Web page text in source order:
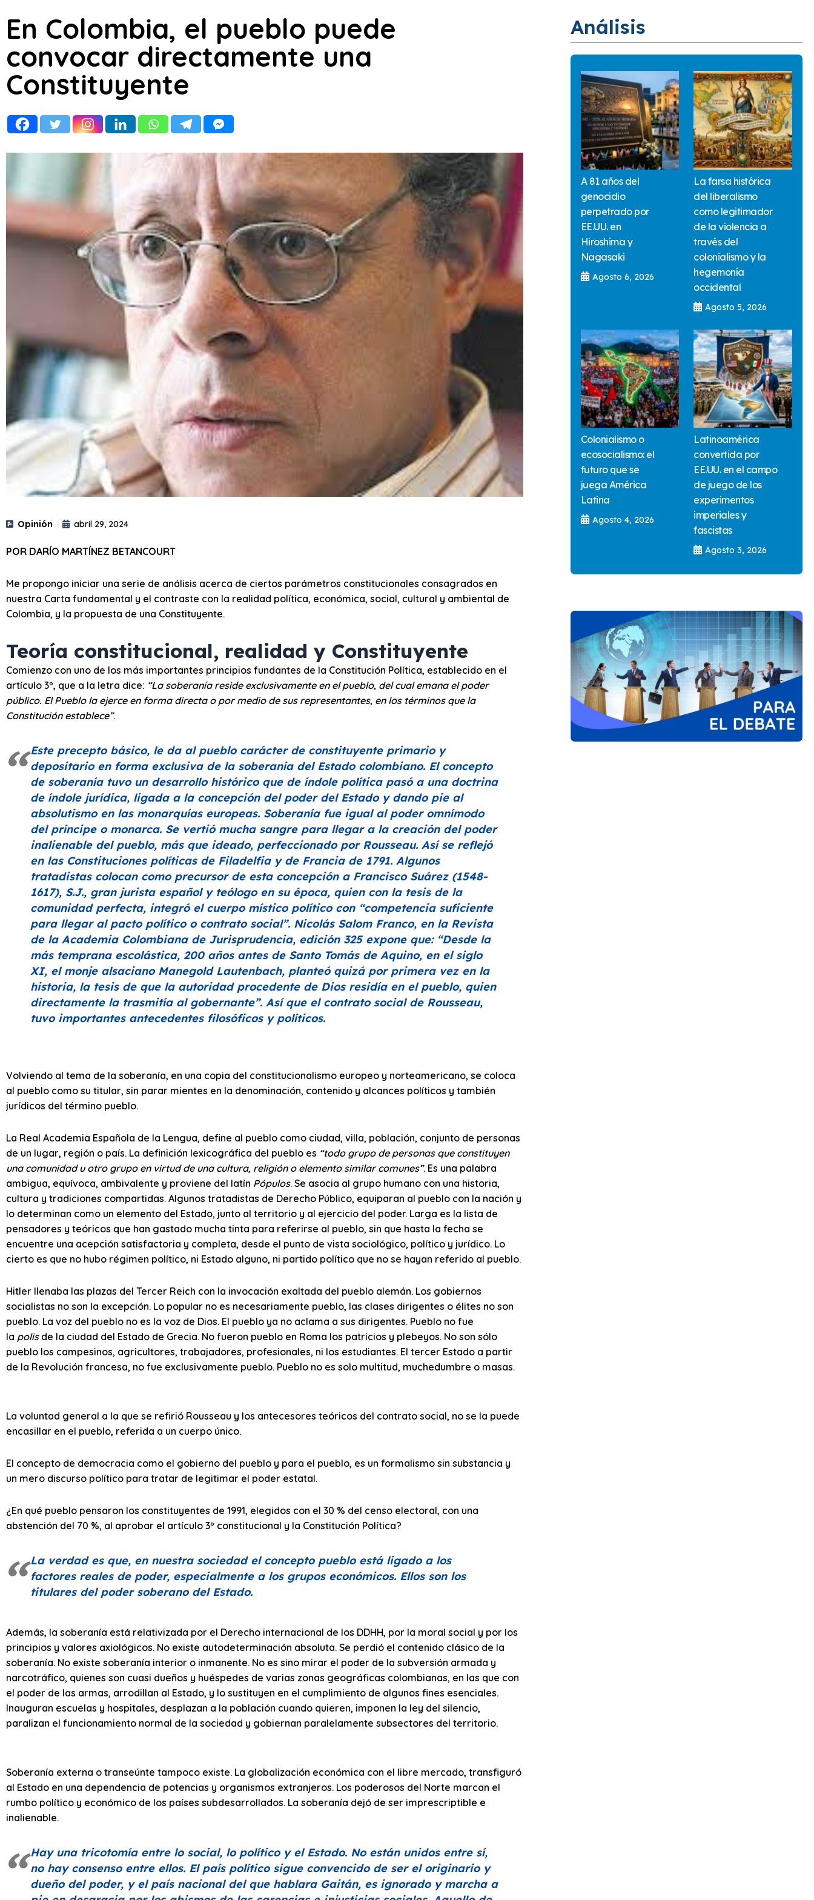
En Colombia, el pueblo puede
convocar directamente una
Constituyente
Opinión abril 29, 2024
POR DARÍO MARTÍNEZ BETANCOURT
Me propongo iniciar una serie de análisis acerca de ciertos parámetros constitucionales consagrados en
nuestra Carta fundamental y el contraste con la realidad política, económica, social, cultural y ambiental de
Colombia, y la propuesta de una Constituyente.
Teoría constitucional, realidad y Constituyente
Comienzo con uno de los más importantes principios fundantes de la Constitución Política, establecido en el
artículo 3º, que a la letra dice: “La soberanía reside exclusivamente en el pueblo, del cual emana el poder
público. El Pueblo la ejerce en forma directa o por medio de sus representantes, en los términos que la
Constitución establece”.
Este precepto básico, le da al pueblo carácter de constituyente primario y
depositario en forma exclusiva de la soberanía del Estado colombiano. El concepto
de soberanía tuvo un desarrollo histórico que de índole política pasó a una doctrina
de índole jurídica, ligada a la concepción del poder del Estado y dando pie al
absolutismo en las monarquías europeas. Soberanía fue igual al poder omnímodo
del príncipe o monarca. Se vertió mucha sangre para llegar a la creación del poder
inalienable del pueblo, más que ideado, perfeccionado por Rousseau. Así se reflejó
en las Constituciones políticas de Filadelfia y de Francia de 1791. Algunos
tratadistas colocan como precursor de esta concepción a Francisco Suárez (1548-
1617), S.J., gran jurista español y teólogo en su época, quien con la tesis de la
comunidad perfecta, integró el cuerpo místico político con “competencia suficiente
para llegar al pacto político o contrato social”. Nicolás Salom Franco, en la Revista
de la Academia Colombiana de Jurisprudencia, edición325expone que: “Desde la
más temprana escolástica, 200 años antes de Santo Tomás de Aquino, en el siglo
XI, el monje alsaciano Manegold Lautenbach, planteó quizá por primera vez en la
historia, la tesis de que la autoridad procedente de Dios residía en el pueblo, quien
directamente la trasmitía al gobernante”. Así que el contrato social de Rousseau,
tuvo importantes antecedentes filosóficos y políticos.
Volviendo al tema de la soberanía, en una copia del constitucionalismo europeo y norteamericano, se coloca
al pueblo como su titular, sin parar mientes en la denominación, contenido y alcances políticos y también
jurídicos del término pueblo.
La Real Academia Española de la Lengua, define al pueblo como ciudad, villa, población, conjunto de personas
de un lugar, región o país. La definición lexicográfica del pueblo es “todo grupo de personas que constituyen
una comunidad u otro grupo en virtud de una cultura, religión o elemento similar comunes”. Es una palabra
ambigua, equívoca, ambivalente y proviene del latín Pópulos. Se asocia al grupo humano con una historia,
cultura y tradiciones compartidas. Algunos tratadistas de Derecho Público, equiparan al pueblo con la nación y
lo determinan como un elemento del Estado, junto al territorio y al ejercicio del poder. Larga es la lista de
pensadores y teóricos que han gastado mucha tinta para referirse al pueblo, sin que hasta la fecha se
encuentre una acepción satisfactoria y completa, desde el punto de vista sociológico, político y jurídico. Lo
cierto es que no hubo régimen político, ni Estado alguno, ni partido político que no se hayan referido al pueblo.
Hitler llenaba las plazas del Tercer Reich con la invocación exaltada del pueblo alemán. Los gobiernos
socialistas no son la excepción. Lo popular no es necesariamente pueblo, las clases dirigentes o élites no son
pueblo. La voz del pueblo no es la voz de Dios. El pueblo ya no aclama a sus dirigentes. Pueblo no fue
la polisde la ciudad del Estado de Grecia. No fueron pueblo en Roma los patricios y plebeyos. No son sólo
pueblo los campesinos, agricultores, trabajadores, profesionales, ni los estudiantes. El tercer Estado a partir
de la Revolución francesa, no fue exclusivamente pueblo. Pueblo no es solo multitud, muchedumbre o masas.
La voluntad general a la que se refirió Rousseau y los antecesores teóricos del contrato social, no se la puede
encasillar en el pueblo, referida a un cuerpo único.
El concepto de democracia como el gobierno del pueblo y para el pueblo, es un formalismo sin substancia y
un mero discurso político para tratar de legitimar el poder estatal.
¿En qué pueblo pensaron los constituyentes de 1991, elegidos con el 30 % del censo electoral, con una
abstención del 70 %, al aprobar el artículo 3º constitucional y la Constitución Política?
La verdad es que, en nuestra sociedad el concepto pueblo está ligado a los
factores reales de poder, especialmente a los grupos económicos. Ellos son los
titulares del poder soberano del Estado.
Además, la soberanía está relativizada por el Derecho internacional de los DDHH, por la moral social y por los
principios y valores axiológicos. No existe autodeterminación absoluta. Se perdió el contenido clásico de la
soberanía. No existe soberanía interior o inmanente. No es sino mirar el poder de la subversión armada y
narcotráfico, quienes son cuasi dueños y huéspedes de varias zonas geográficas colombianas, en las que con
el poder de las armas, arrodillan al Estado, y lo sustituyen en el cumplimiento de algunos fines esenciales.
Inauguran escuelas y hospitales, desplazan a la población cuando quieren, imponen la ley del silencio,
paralizan el funcionamiento normal de la sociedad y gobiernan paralelamente subsectores del territorio.
Soberanía externa o transeúnte tampoco existe. La globalización económica con el libre mercado, transfiguró
al Estado en una dependencia de potencias y organismos extranjeros. Los poderosos del Norte marcan el
rumbo político y económico de los países subdesarrollados. La soberanía dejó de ser imprescriptible e
inalienable.
Hay una tricotomía entre lo social, lo político y el Estado. No están unidos entre sí,
no hay consenso entre ellos. El país político sigue convencido de ser el originario y
dueño del poder, y el país nacional del que hablara Gaitán, es ignorado y marcha a
Análisis
A 81 años del
genocidio
perpetrado por
EE.UU. en
Hiroshima y
Nagasaki
Agosto 6, 2026
La farsa histórica
del liberalismo
como legitimador
de la violencia a
través del
colonialismo y la
hegemonía
occidental
Agosto 5, 2026
Colonialismo o
ecosocialismo: el
futuro que se
juega América
Latina
Agosto 4, 2026
Latinoamérica
convertida por
EE.UU. en el campo
de juego de los
experimentos
imperiales y
fascistas
Agosto 3, 2026